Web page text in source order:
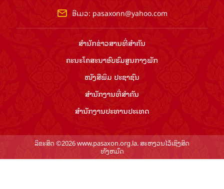
ອີເມວ: pasaxonn@yahoo.com
ສຳ​ນັກ​ຂ່າວ​ສານ​ທີ່​ສຳ​ຄັນ​
ຄະນະໂຄສະນາອົບຮົມ​ສູນ​ກາງ​ພັກ
ໜັງສືພິມ ປະ​ຊາ​ຊົນ
ສຳ​ນັກ​ງານ​ທີ່​ສຳ​ຄັນ
ສຳ​ນັກ​ງານ​ປະ​ທານ​ປະ​ເທດ
ລິຂະສິດ ©2026 www.pasaxon.org.la. ສະຫງວນໄວ້ເຊິງສິດ
ທັງຫມົດ